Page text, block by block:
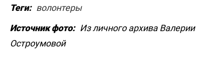
Теги: волонтеры
Источник фото: Из личного архива Валерии
Остроумовой